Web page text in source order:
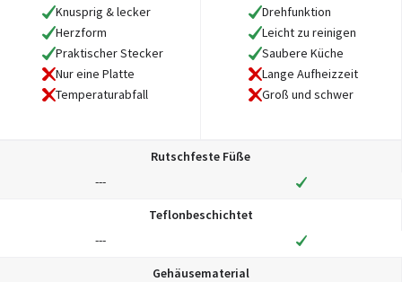
Knusprig & lecker
Herzform
Praktischer Stecker
Nur eine Platte
Temperaturabfall
Drehfunktion
Leicht zu reinigen
Saubere Küche
Lange Aufheizzeit
Groß und schwer
Rutschfeste Füße
---
Teflonbeschichtet
---
Gehäusematerial